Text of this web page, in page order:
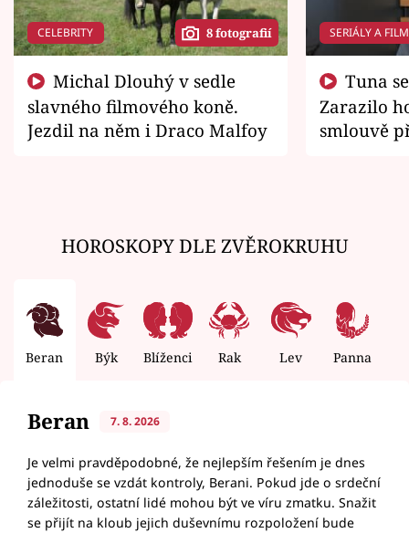
CELEBRITY 8 fotografií
slavného filmového koně.
Jezdil na něm i Draco Malfoy
SERIÁLY A
Zarazilo
smlouvě
HOROSKOPY DLE ZVĚROKRUHU
Beran Býk Blíženci Rak Lev Panna
Beran 7. 8. 2026
Je velmi pravděpodobné, že nejlepším řešením je dnes
jednoduše se vzdát kontroly, Berani. Pokud jde o srdeční
záležitosti, ostatní lidé mohou být ve víru zmatku. Snažit
se přijít na kloub jejich duševnímu rozpoložení bude